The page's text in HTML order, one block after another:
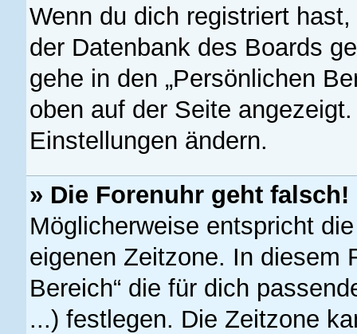
Wenn du dich registriert
der Datenbank des Boards
gehe in den „Persönlichen
oben auf der Seite
Einstellungen ändern.
» Die Forenuhr geht falsch!
Möglicherweise entspricht
eigenen Zeitzone. In diesem
Bereich“ die für dich
...) festlegen. Die Zeitzone